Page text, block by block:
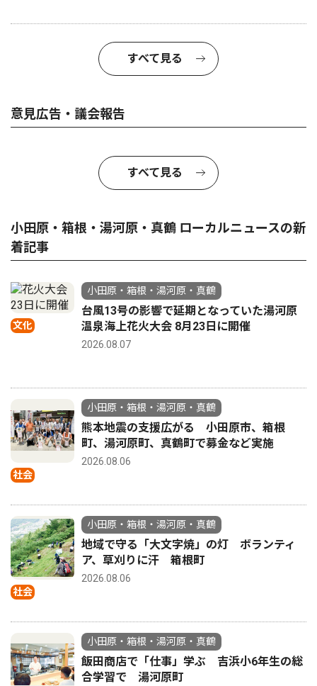
すべて見る
意見広告・議会報告
すべて見る
小田原・箱根・湯河原・真鶴 ローカルニュースの新
着記事
文化
小田原・箱根・湯河原・真鶴
台風13号の影響で延期となっていた湯河原
温泉海上花火大会 8月23日に開催
2026.08.07
社会
小田原・箱根・湯河原・真鶴
熊本地震の支援広がる 小田原市、箱根
町、湯河原町、真鶴町で募金など実施
2026.08.06
社会
小田原・箱根・湯河原・真鶴
地域で守る「大文字焼」の灯 ボランティ
ア、草刈りに汗 箱根町
2026.08.06
小田原・箱根・湯河原・真鶴
飯田商店で「仕事」学ぶ 吉浜小6年生の総
合学習で 湯河原町